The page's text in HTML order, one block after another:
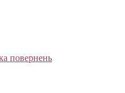
повернень